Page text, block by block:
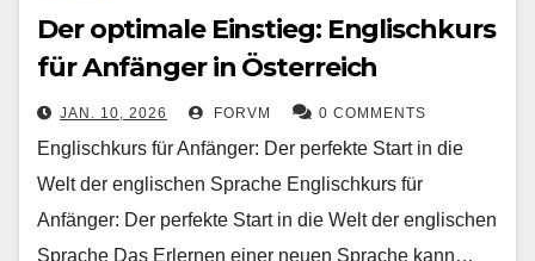
Der optimale Einstieg: Englischkurs
für Anfänger in Österreich
JAN. 10, 2026 FORVM 0 COMMENTS
Englischkurs für Anfänger: Der perfekte Start in die
Welt der englischen Sprache Englischkurs für
Anfänger: Der perfekte Start in die Welt der englischen
Sprache Das Erlernen einer neuen Sprache kann…